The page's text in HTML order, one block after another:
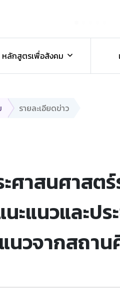
หลักสูตรเพื่อสังคม
รายละเอียดข่าว
ศาสนศาสต
แนวและป
วจากสถาน